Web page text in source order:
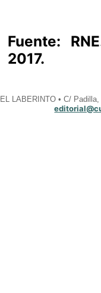
Fuente:
2017.
LABERINTO • C/